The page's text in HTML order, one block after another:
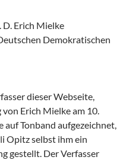
D. Erich Mielke
Demokratischen
dieser Webseite,
Erich Mielke am 10.
Tonband aufgezeichnet,
Opitz selbst ihm ein
gestellt. Der Verfasser